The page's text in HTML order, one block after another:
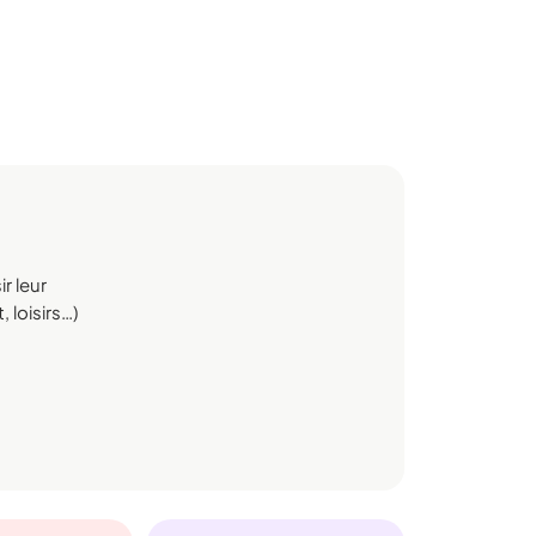
leur
loisirs…)